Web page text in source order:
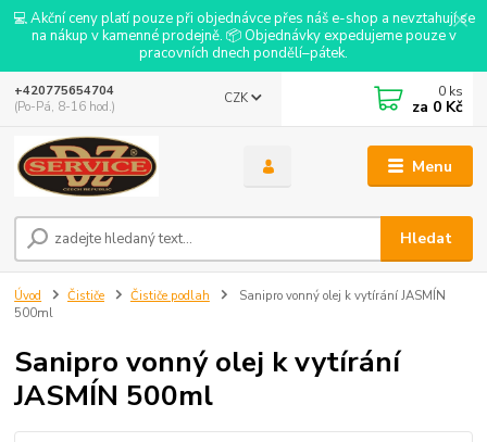
💻 Akční ceny platí pouze při objednávce přes náš e-shop a nevztahují se
na nákup v kamenné prodejně. 📦 Objednávky expedujeme pouze v
pracovních dnech pondělí–pátek.
Menu
CZK
Hledat
+420775654704
(Po-Pá, 8-16 hod.)
0 ks
za 0 Kč
Úvod Čističe Čističe podlah
Sanipro vonný olej k vytírání JASMÍN
500ml
Sanipro vonný olej k vytírání
JASMÍN 500ml